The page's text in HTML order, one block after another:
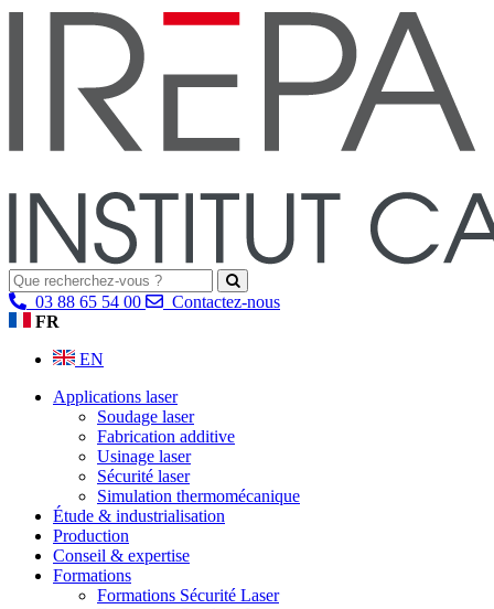
03 88 65 54 00
Contactez-nous
FR
EN
Applications laser
Soudage laser
Fabrication additive
Usinage laser
Sécurité laser
Simulation thermomécanique
Étude & industrialisation
Production
Conseil & expertise
Formations
Formations Sécurité Laser